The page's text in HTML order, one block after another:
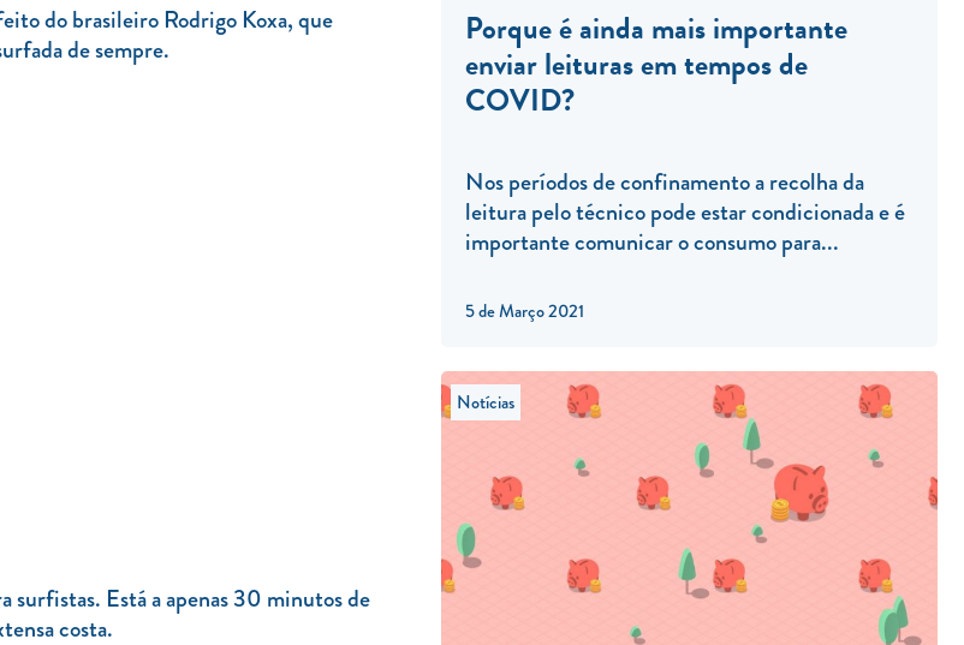
do brasileiro Rodrigo Koxa, que
de sempre.
surfistas. Está a apenas 30 minutos de
costa.
5 de Março 2021
Porque é ainda mais importante
enviar leituras em tempos de
COVID?
Nos períodos de confinamento a recolha da
leitura pelo técnico pode estar condicionada e é
importante comunicar o consumo para...
Notícias